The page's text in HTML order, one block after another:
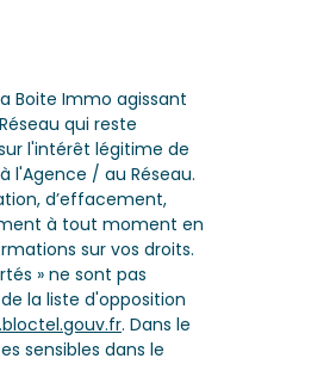
Boite Immo agissant
qui reste
l'intérêt légitime de
l'Agence / au Réseau.
d’effacement,
à tout moment en
sur vos droits.
» ne sont pas
la liste d'opposition
. Dans le
sensibles dans le